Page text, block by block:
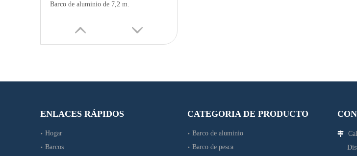
Barco de aluminio de 7,2 m.
ENLACES RÁPIDOS
Hogar
Barcos
CATEGORIA DE PRODUCTO
Barco de aluminio
Barco de pesca
